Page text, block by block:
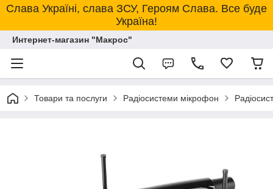
Слава Україні, слава ЗСУ, Героям Слава. Все буде
Україна!
Интернет-магазин "Макрос"
Товари та послуги Радіосистеми мікрофон